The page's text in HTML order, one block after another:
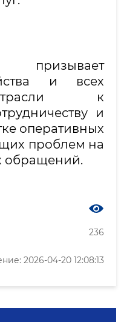
призывает
и всех
к
и
оперативных
проблем на
обращений.
236
2026-04-20 12:08:13